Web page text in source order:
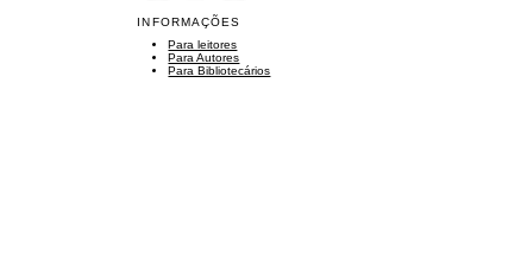
INFORMAÇÕES
Para leitores
Para Autores
Para Bibliotecários